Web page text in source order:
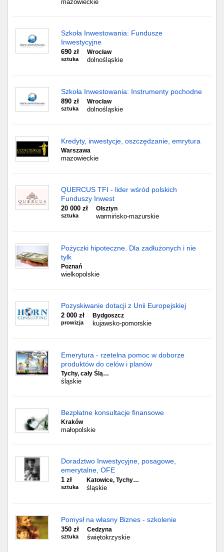
mazowieckie
Szkoła Inwestowania: Fundusze
Inwestycyjne
690 zł
sztuka
Wrocław
dolnośląskie
Szkoła Inwestowania: Instrumenty pochodne
890 zł
sztuka
Wrocław
dolnośląskie
Kredyty, inwestycje, oszczędzanie, emrytura
Warszawa
mazowieckie
QUERCUS TFI - lider wśród polskich
Funduszy Inwest
20 000 zł
sztuka
Olsztyn
warmińsko-mazurskie
Pożyczki hipoteczne. Dla zadłużonych i nie
tylk
Poznań
wielkopolskie
Pozyskiwanie dotacji z Unii Europejskiej
2 000 zł
prowizja
Bydgoszcz
kujawsko-pomorskie
Emerytura - rzetelna pomoc w doborze
produktów do celów i planów
Tychy, cały Ślą…
śląskie
Bezpłatne konsultacje finansowe
Kraków
małopolskie
Doradztwo Inwestycyjne, posagowe,
emerytalne, OFE
1 zł
sztuka
Katowice, Tychy…
śląskie
Pomysł na własny Biznes - szkolenie
350 zł
sztuka
Cedzyna
świętokrzyskie